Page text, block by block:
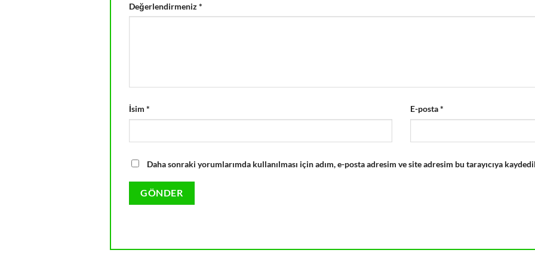
Değerlendirmeniz*
İsim * E-posta*
Daha sonraki yorumlarımda kullanılması için adım, e-posta adresim ve site adresim bu tarayıcıya